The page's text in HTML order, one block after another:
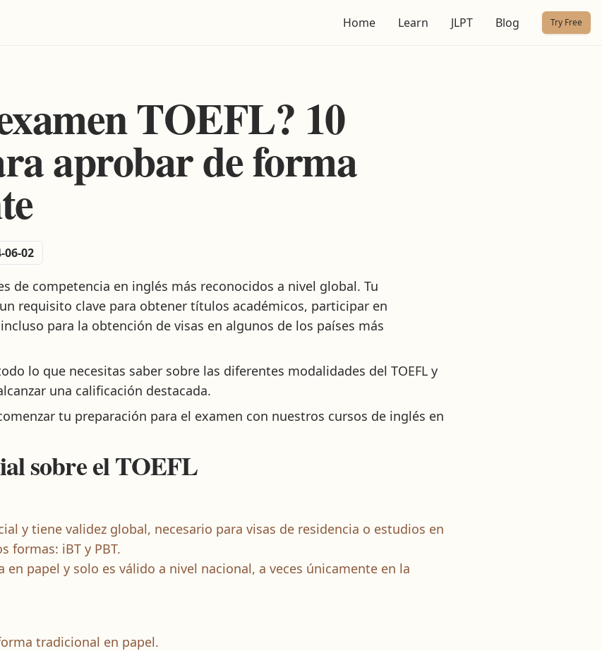
Home Learn JLPT Blog Try Free
TOEFL? 10
aprobar de forma
06-02
de competencia en inglés más reconocidos a nivel global. Tu
requisito clave para obtener títulos académicos, participar en
para la obtención de visas en algunos de los países más
lo que necesitas saber sobre las diferentes modalidades del TOEFL y
una calificación destacada.
tu preparación para el examen con nuestros cursos de inglés en
sobre el TOEFL
y tiene validez global, necesario para visas de residencia o estudios en
formas: iBT y PBT.
en papel y solo es válido a nivel nacional, a veces únicamente en la
tradicional en papel.